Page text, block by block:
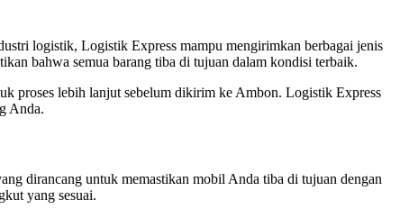
logistik, Logistik Express mampu mengirimkan berbagai jenis
bahwa semua barang tiba di tujuan dalam kondisi terbaik.
proses lebih lanjut sebelum dikirim ke Ambon. Logistik Express
Anda.
dirancang untuk memastikan mobil Anda tiba di tujuan dengan
yang sesuai.